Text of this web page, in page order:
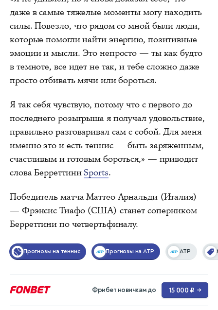
даже в самые тяжелые моменты могу находить
силы. Повезло, что рядом со мной были люди,
которые помогли найти энергию, позитивные
эмоции и мысли. Это непросто — ты как будто
в темноте, все идет не так, и тебе сложно даже
просто отбивать мячи или бороться.
Я так себя чувствую, потому что с первого до
последнего розыгрыша я получал удовольствие,
правильно разговаривал сам с собой. Для меня
именно это и есть теннис — быть заряженным,
счастливым и готовым бороться,» — приводит
слова БерреттиниSports.
Победитель матча Маттео Арнальди (Италия)
— Фрэнсис Тиафо (США) станет соперником
Берреттини по четвертьфиналу.
Прогнозы на теннис Прогнозы на ATP ATP
Фрибет новичкам до 15 000 ₽ →